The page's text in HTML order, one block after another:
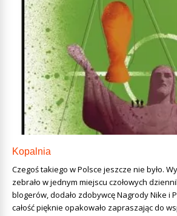
Kopalnia
Czegoś takiego w Polsce jeszcze nie było.
zebrało w jednym miejscu czołowych
blogerów, dodało zdobywcę Nagrody Nike i
całość pięknie opakowało zapraszając do